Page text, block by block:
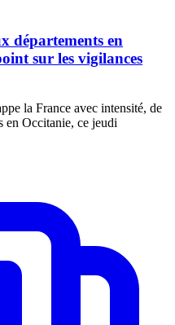
départements en
sur les vigilances
la France avec intensité, de
en Occitanie, ce jeudi